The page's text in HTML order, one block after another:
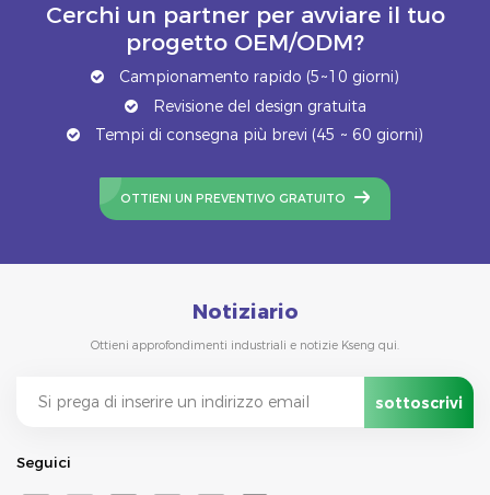
Cerchi un partner per avviare il tuo
progetto OEM/ODM?
Campionamento rapido (5~10 giorni)
Revisione del design gratuita
Tempi di consegna più brevi (45 ~ 60 giorni)
OTTIENI UN PREVENTIVO GRATUITO
Notiziario
Ottieni approfondimenti industriali e notizie Kseng qui.
Seguici